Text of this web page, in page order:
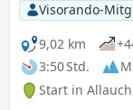
Visorando-
9,02 km
3:50 Std.
Start in